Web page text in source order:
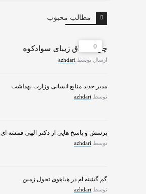
مطالب محبوب
0
چرات ییلاق زیبای سوادکوه
ارسال توسط azhdari
مدیر جدید منابع انسانی وزارت بهداشت
توسط azhdari
پرسش و پاسخ هایی از دکتر الهی قمشه ای
توسط azhdari
گم گشته ام در هیاهوی تحول زمین
توسط azhdari